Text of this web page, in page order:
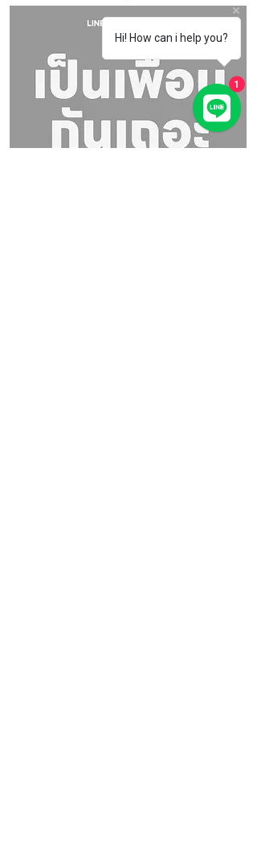
Hi! How can i help you?
1